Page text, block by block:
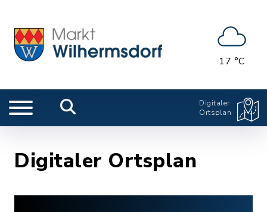
17 °C
Digitaler
Ortsplan
Digitaler Ortsplan